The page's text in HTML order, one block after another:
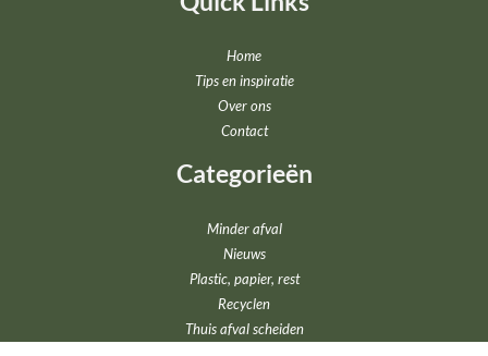
Home
Tips en inspiratie
Over ons
Contact
Categorieën
Minder afval
Nieuws
Plastic, papier, rest
Recyclen
Thuis afval scheiden